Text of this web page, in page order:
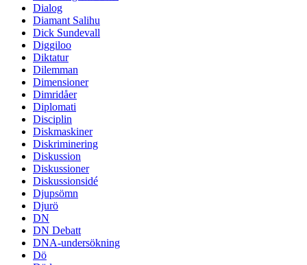
Dialog
Diamant Salihu
Dick Sundevall
Diggiloo
Diktatur
Dilemman
Dimensioner
Dimridåer
Diplomati
Disciplin
Diskmaskiner
Diskriminering
Diskussion
Diskussioner
Diskussionsidé
Djupsömn
Djurö
DN
DN Debatt
DNA-undersökning
Dö